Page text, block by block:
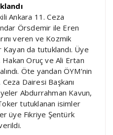
Ankara 11. Ceza
Örsdemir ile Eren
veren ve Kozmik
da tutuklandı. Üye
Oruç ve Ali Ertan
Öte yandan ÖYM’nin
Ceza Dairesi Başkanı
Abdurrahman Kavun,
tutuklanan isimler
üye Fikriye Şentürk